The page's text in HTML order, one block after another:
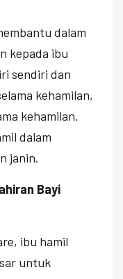
dalam
kepada ibu
sendiri dan
kehamilan,
kehamilan.
dalam
janin.
Bayi
ibu hamil
untuk